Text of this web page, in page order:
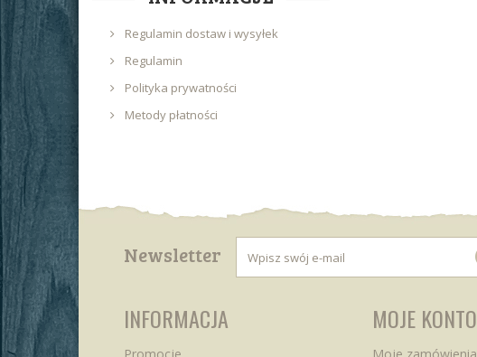
Regulamin dostaw i wysyłek
Regulamin
Polityka prywatności
Metody płatności
Newsletter
INFORMACJA MOJE KONTO